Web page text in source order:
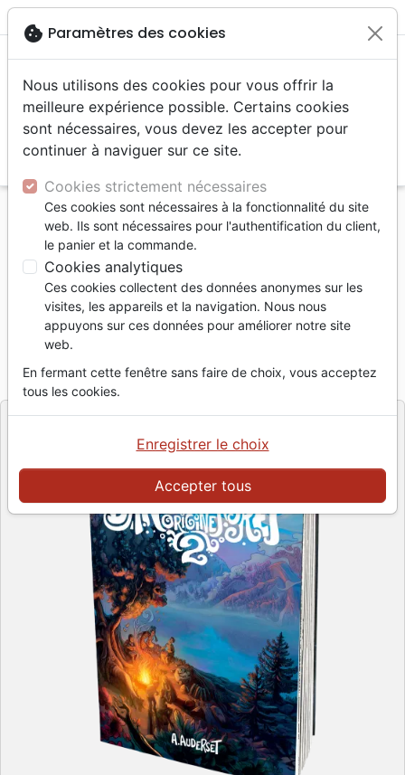
menu
Accueil Livres
Bandes dessinées
Rendez-vous dans la forêt-Origine 2
Origine 2
Rendez-vous dans la forêt
ALAIN AUDERSET
Référence AUD8772
9782940487721
EditeurAUDERSET ALAIN
cookie Paramètres des cookies
Nous utilisons des cookies pour vous offrir la
meilleure expérience possible. Certains cookies
sont nécessaires, vous devez les accepter pour
continuer à naviguer sur ce site.
Cookies strictement nécessaires
Ces cookies sont nécessaires à la fonctionnalité du site
web. Ils sont nécessaires pour l'authentification du client,
le panier et la commande.
Cookies analytiques
Ces cookies collectent des données anonymes sur les
visites, les appareils et la navigation. Nous nous
appuyons sur ces données pour améliorer notre site
web.
En fermant cette fenêtre sans faire de choix, vous acceptez
tous les cookies.
Accepter tous
Enregistrer le choix